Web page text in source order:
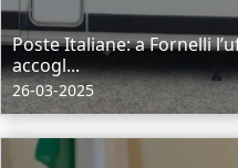
Poste Italiane: a Fornelli
accogl...
26-03-2025